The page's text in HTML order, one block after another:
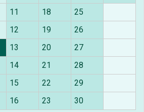
11 18
25
12 19
26
13 20
27
14 21
28
15 22
29
16 23 30